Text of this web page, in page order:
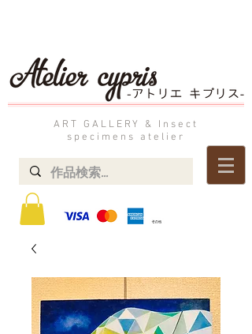
ART GALLERY & Insect
specimens atelier